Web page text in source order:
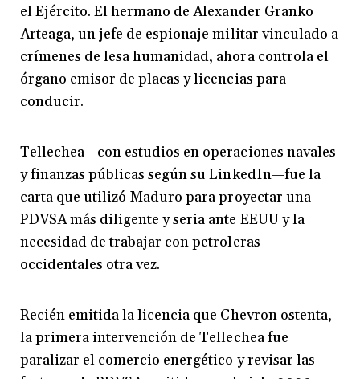
el Ejército. El hermano de Alexander Granko
Arteaga, un jefe de espionaje militar vinculado a
crímenes de lesa humanidad, ahora controla el
órgano emisor de placas y licencias para
conducir.
Tellechea—con estudios en operaciones navales
y finanzas públicas según su LinkedIn—fue la
carta que utilizó Maduro para proyectar una
PDVSA más diligente y seria ante EEUU y la
necesidad de trabajar con petroleras
occidentales otra vez.
Recién emitida la licencia que Chevron ostenta,
la primera intervención de Tellechea fue
paralizar el comercio energético y revisar las